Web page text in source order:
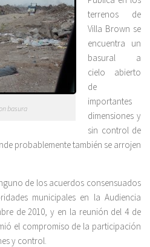
basura
terrenos de
Villa Brown se
encuentra un
basural a
cielo abierto
de
importantes
dimensiones y
sin control de
probablemente también se arrojen
de los acuerdos consensuados
municipales en la Audiencia
de 2010, y en la reunión del 4 de
el compromiso de la participación
y control.